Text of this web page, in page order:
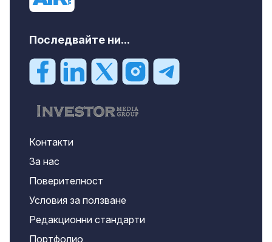
Последвайте ни...
Контакти
За нас
Поверителност
Условия за ползване
Редакционни стандарти
Портфолио